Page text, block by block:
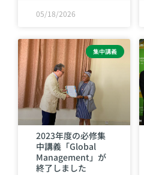
05/18/2026
集中講義
2023年度の必修集
中講義「Global
Management」が
終了しました